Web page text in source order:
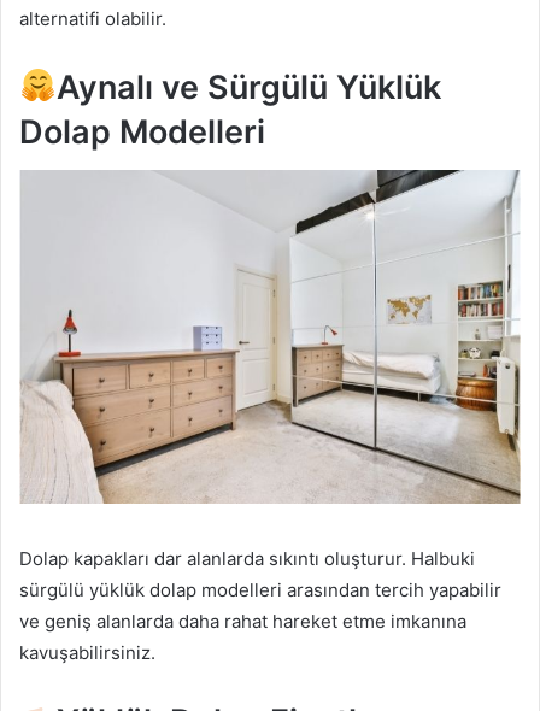
alternatifi olabilir.
Aynalı ve Sürgülü Yüklük
Dolap Modelleri
Dolap kapakları dar alanlarda sıkıntı oluşturur. Halbuki
sürgülü yüklük dolap modelleri arasından tercih yapabilir
ve geniş alanlarda daha rahat hareket etme imkanına
kavuşabilirsiniz.